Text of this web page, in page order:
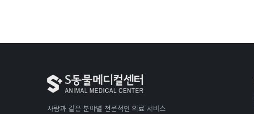
사람과 같은 분야별 전문적인 의료 서비스